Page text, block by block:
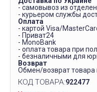
- самовывоз из
- курьером службы
Оплата
- картой Visa/
- Приват24
- MonoBank
- оплата товара при
- безналичными для
Возврат
Обмен/возврат товара
КОД ТОВАРА:922477